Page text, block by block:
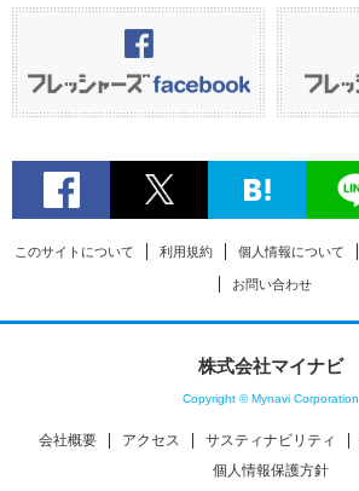
このサイトについて 利用規約 個人情報について
お問い合わせ
株式会社マイナビ
Copyright © Mynavi Corporation
会社概要 アクセス サスティナビリティ
個人情報保護方針